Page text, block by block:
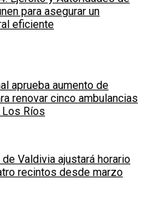
para asegurar un
eficiente
aprueba aumento de
renovar cinco ambulancias
Los Ríos
Valdivia ajustará horario
recintos desde marzo